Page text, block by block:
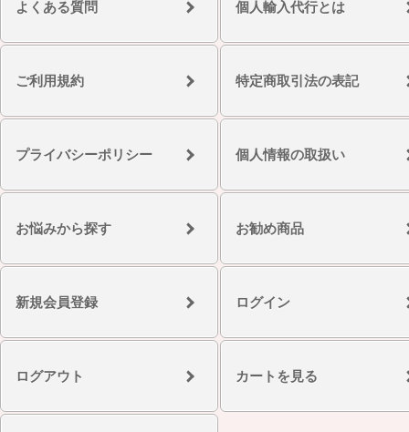
よくある質問 個人輸入代行とは
ご利用規約 特定商取引法の表記
プライバシーポリシー 個人情報の取扱い
お悩みから探す お勧め商品
新規会員登録 ログイン
ログアウト カートを見る